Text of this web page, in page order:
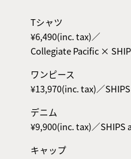
Tシャツ
¥6,490(inc. tax)／
Collegiate Pacific ×
ワンピース
¥13,970(inc. tax)／
デニム
¥9,900(inc. tax)／SHIPS
キャップ